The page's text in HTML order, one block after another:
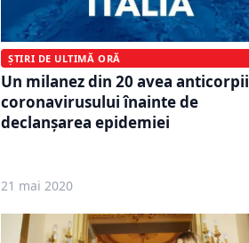
ȘTIRI DE ULTIMĂ ORĂ
Un milanez din 20 avea anticorpii
coronavirusului înainte de
declanșarea epidemiei
21 mai 2020